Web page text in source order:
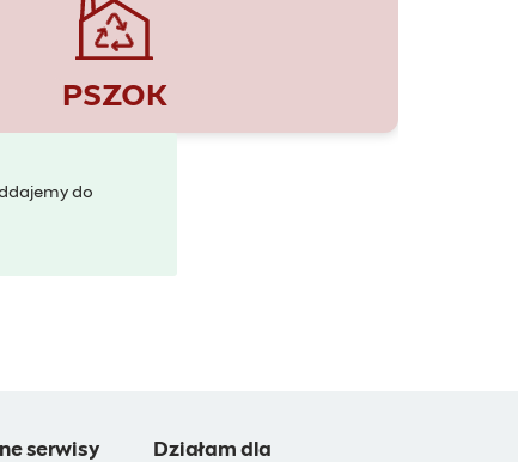
PSZOK
do
serwisy
Działam dla